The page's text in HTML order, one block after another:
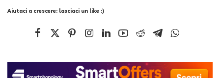
Aiutaci a crescere: lasciaci un like :)